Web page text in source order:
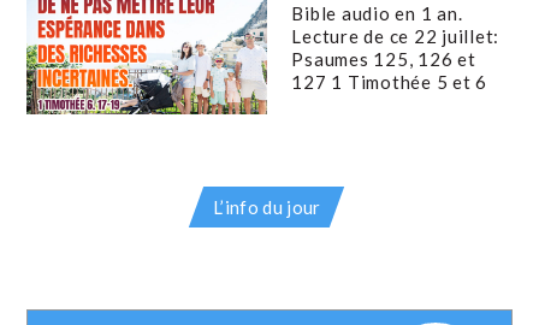
Bible audio en 1 an.
Lecture de ce 22 juillet:
Psaumes 125, 126 et
127 1 Timothée 5 et 6
L’info du jour